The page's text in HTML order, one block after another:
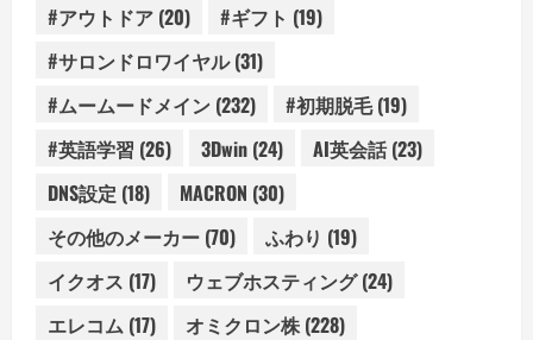
#アウトドア (20) #ギフト (19)
#サロンドロワイヤル(31)
#ムームードメイン (232) #初期脱毛(19)
#英語学習 (26) 3Dwin (24) AI英会話(23)
DNS設定 (18) MACRON (30)
その他のメーカー (70) ふわり (19)
イクオス (17) ウェブホスティング(24)
エレコム (17) オミクロン株(228)